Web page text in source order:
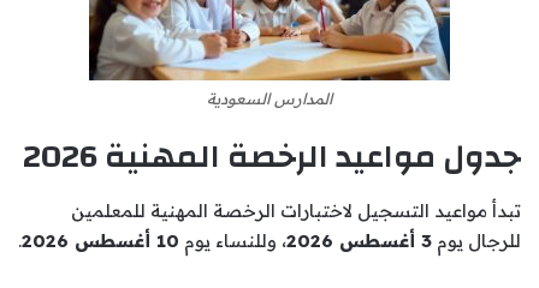
المدارس السعودية
جدول مواعيد الرخصة المهنية 2026
تبدأ مواعيد التسجيل لاختبارات الرخصة المهنية للمعلمين
للرجال يوم 3 أغسطس 2026 ، وللنساء يوم 10 أغسطس 2026 .